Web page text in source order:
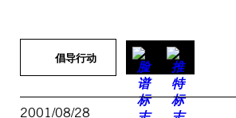
倡导行动
2001/08/28